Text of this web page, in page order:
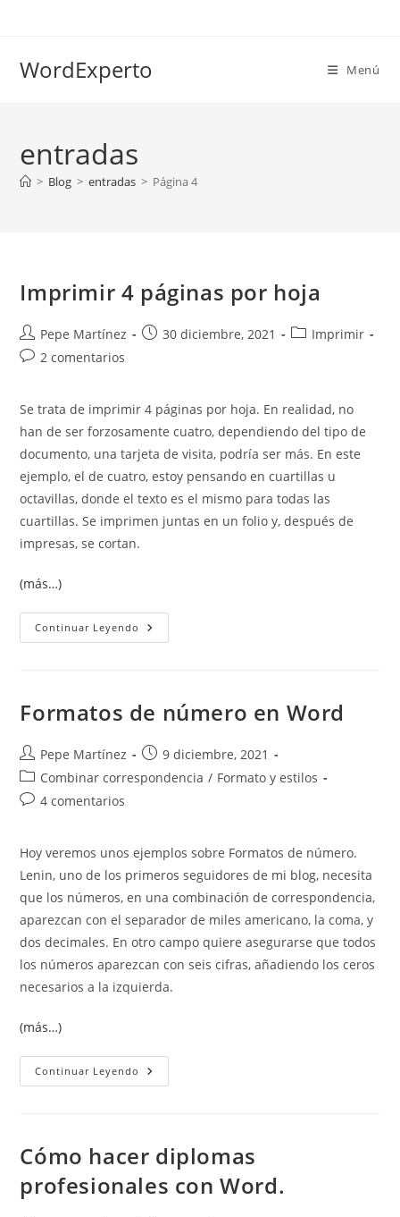
WordExperto Menú
entradas
> Blog > entradas > Página 4
Imprimir 4 páginas por hoja
Autor
de
Pepe Martínez
Publicación
30 diciembre, 2021
Categoría
Imprimir
Comentarios
entrada:
2 comentarios
Se trata de imprimir 4 páginas por hoja. En realidad, no
han de ser forzosamente cuatro, dependiendo del tipo de
documento, una tarjeta de visita, podría ser más. En este
ejemplo, el de cuatro, estoy pensando en cuartillas u
octavillas, donde el texto es el mismo para todas las
cuartillas. Se imprimen juntas en un folio y, después de
impresas, se cortan.
(más…)
Continuar Leyendo Imprimir
4
Formatos de número en Word
Autor
de
la
entrada:
Pepe Martínez
Publicación
de
la
9 diciembre, 2021
Categoría
de
Combinar correspondencia / Formato y estilos
Comentarios
entrada:
4 comentarios
Hoy veremos unos ejemplos sobre Formatos de número.
Lenin, uno de los primeros seguidores de mi blog, necesita
que los números, en una combinación de correspondencia,
aparezcan con el separador de miles americano, la coma, y
dos decimales. En otro campo quiere asegurarse que todos
los números aparezcan con seis cifras, añadiendo los ceros
necesarios a la izquierda.
(más…)
Continuar Leyendo Formatos
De
Cómo hacer diplomas
profesionales con Word.